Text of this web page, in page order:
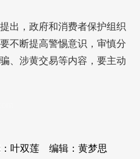
，政府和消费者保护组织
不断提高警惕意识，审慎分
、涉黄交易等内容，要主动
叶双莲 编辑：黄梦思